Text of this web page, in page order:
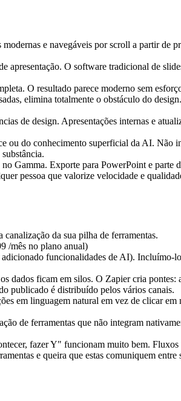
e navegáveis por scroll a partir de
apresentação. O software tradicional de
O resultado parece moderno sem
elimina totalmente o obstáculo do design.
de design. Apresentações internas e
ou do conhecimento superficial da AI. Não
Gamma. Exporte para PowerPoint e parte
pessoa que valorize velocidade e
da sua pilha de ferramentas.
/mês no plano anual)
funcionalidades de AI).
dados ficam em silos. O Zapier cria
publicado é distribuído pelos vários canais.
em linguagem natural em vez de clicar
de ferramentas que não integram
fazer Y" funcionam muito bem.
e queira que estas comuniquem entre